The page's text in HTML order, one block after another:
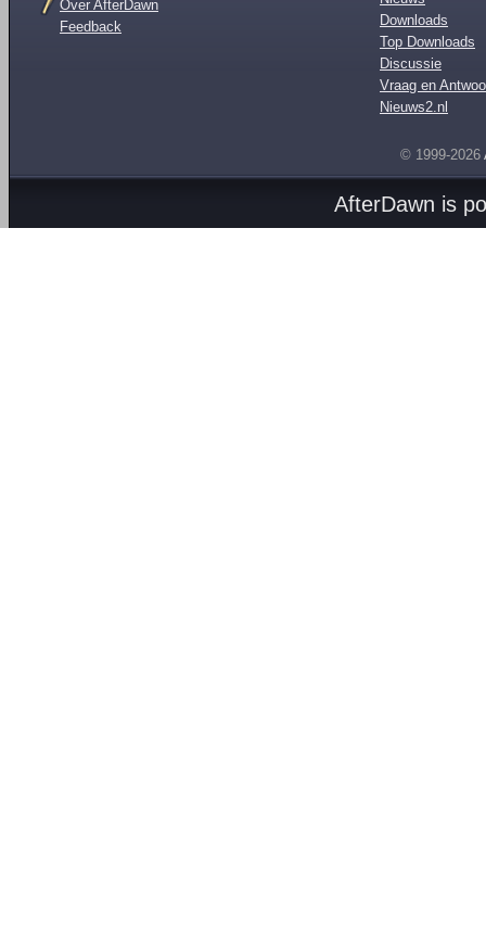
Over AfterDawn
Feedback
Downloads
Top Downloads
Discussie
Vraag en
Nieuws2.nl
© 1999-2026
AfterDawn is